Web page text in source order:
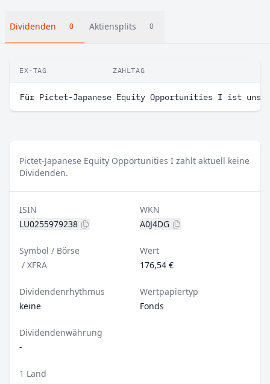
Dividenden 0 Aktiensplits 0
EX-TAG ZAHLTAG
Für Pictet-Japanese Equity Opportunities I ist uns
Pictet-Japanese Equity Opportunities I zahlt aktuell keine
Dividenden.
ISIN
LU0255979238
WKN
A0J4DG
Symbol / Börse
/ XFRA
Wert
176,54 €
Dividendenrhythmus
keine
Wertpapiertyp
Fonds
Dividendenwährung
-
1 Land